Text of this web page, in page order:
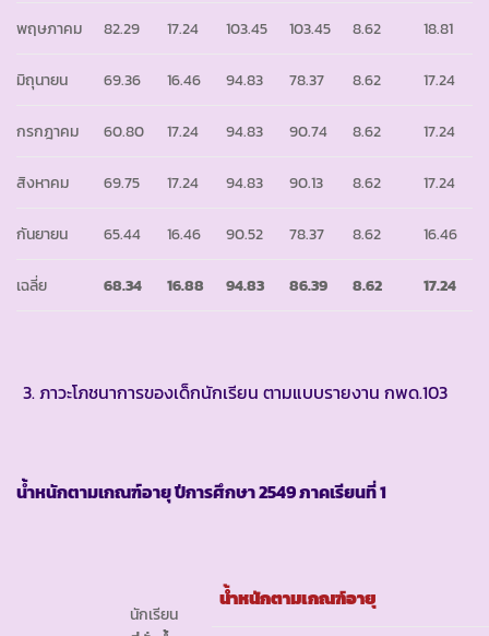
พฤษภาคม 82.29 17.24 103.45 103.45 8.62 18.81
มิถุนายน 69.36 16.46 94.83 78.37 8.62 17.24
กรกฎาคม 60.80 17.24 94.83 90.74 8.62 17.24
สิงหาคม 69.75 17.24 94.83 90.13 8.62 17.24
กันยายน 65.44 16.46 90.52 78.37 8.62 16.46
เฉลี่ย 68.34 16.88 94.83 86.39 8.62 17.24
ภาวะโภชนาการของเด็กนักเรียน ตามแบบรายงาน กพด.103
น้ำหนักตามเกณฑ์อายุ ปีการศึกษา2549 ภาคเรียนที่ 1
นักเรียน
น้ำหนักตามเกณฑ์อายุ